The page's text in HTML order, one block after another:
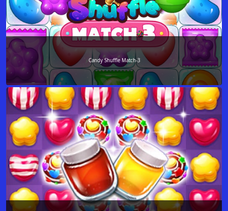
Candy Shuffle Match-3